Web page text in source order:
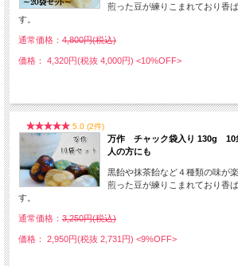
煎った豆が練りこまれており香
す。
通常価格： 4,800円(税込)
価格： 4,320円(税抜 4,000円) <10%OFF>
5.0 (2件)
万作 チャック袋入り 130g 10
人の方にも
黒飴や抹茶飴など４種類の味が楽
煎った豆が練りこまれており香
す。
通常価格： 3,250円(税込)
価格： 2,950円(税抜 2,731円) <9%OFF>